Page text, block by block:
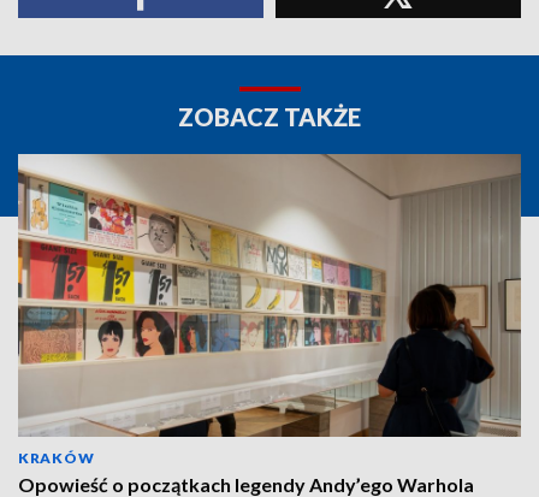
ZOBACZ TAKŻE
KRAKÓW
Opowieść o początkach legendy Andy’ego Warhola